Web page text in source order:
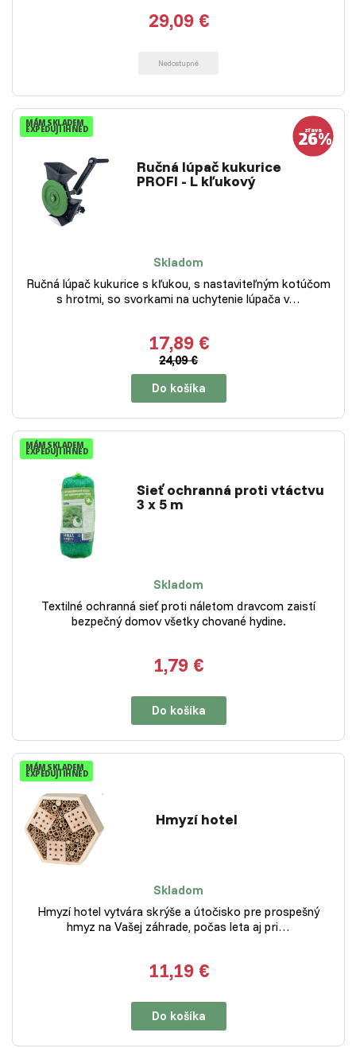
29,09 €
Nedostupné
MÁM SKLADEM
EXPEDUJI IHNED
Ručná lúpač kukurice
PROFI - L kľukový
Skladom
Ručná lúpač kukurice s kľukou, s nastaviteľným kotúčom
s hrotmi, so svorkami na uchytenie lúpača v…
17,89 €
24,09 €
Do košíka
MÁM SKLADEM
EXPEDUJI IHNED
Sieť ochranná proti vtáctvu
3 x 5 m
Skladom
Textilné ochranná sieť proti náletom dravcom zaistí
bezpečný domov všetky chované hydine.
1,79 €
Do košíka
MÁM SKLADEM
EXPEDUJI IHNED
Hmyzí hotel
Skladom
Hmyzí hotel vytvára skrýše a útočisko pre prospešný
hmyz na Vašej záhrade, počas leta aj pri…
11,19 €
Do košíka